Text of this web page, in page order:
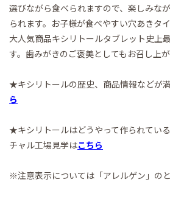
選びながら食べられますので、楽しみな
られます。お子様が食べやすい穴あきタ
大人気商品キシリトールタブレット史上
す。歯みがきのご褒美としてもお召し上が
★キシリトールの歴史、商品情報などが
ら
★キシリトールはどうやって作られてい
チャル工場見学はこちら
※注意表示については「アレルゲン」の